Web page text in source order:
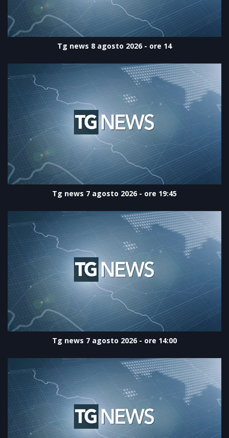
Tg news 8 agosto 2026 - ore 14
Tg news 7 agosto 2026 - ore 19:45
Tg news 7 agosto 2026 - ore 14:00